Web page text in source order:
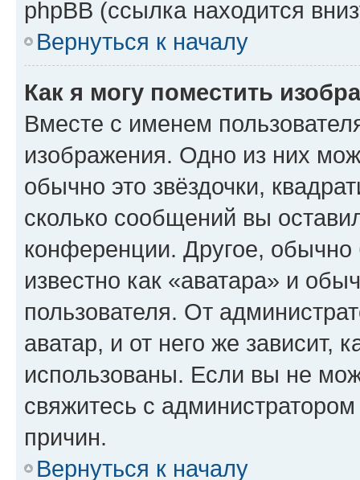
phpBB (ссылка находится
Вернуться к началу
Как я могу поместить
Вместе с именем
изображения. Одно из них
обычно это звёздочки,
сколько сообщений вы
конференции. Другое,
известно как «аватара» и
пользователя. От
аватар, и от него же зависит,
использованы. Если вы не
свяжитесь с
причин.
Вернуться к началу